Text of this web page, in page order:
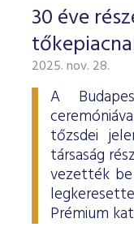
30 éve
2025. nov. 28.
A
tőzsdei
társaság
vezették be
Prémium